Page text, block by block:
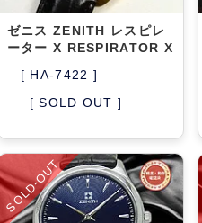
ゼニス ZENITH レスピレ
ーター X RESPIRATOR X
[ HA-7422 ]
[ SOLD OUT ]
SOLD-OUT